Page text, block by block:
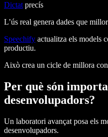
Dictat precís
L’ús real genera dades que
Speechify actualitza els models
productiu.
Això crea un cicle de millora
Per què són
desenvolupadors?
Un laboratori avançat posa els
desenvolupadors.